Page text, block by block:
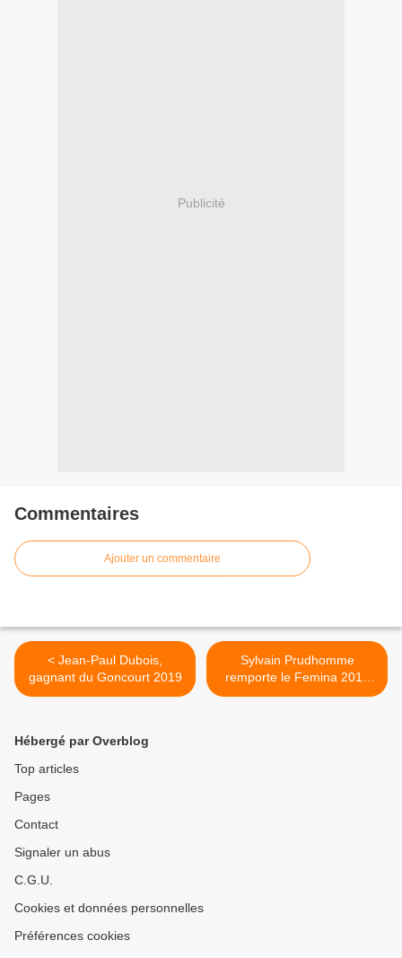
Publicité
Commentaires
Ajouter un commentaire
< Jean-Paul Dubois,
gagnant du Goncourt 2019
Sylvain Prudhomme
remporte le Femina 2019
avec «Par les routes» >
Hébergé par Overblog
Top articles
Pages
Contact
Signaler un abus
C.G.U.
Cookies et données personnelles
Préférences cookies